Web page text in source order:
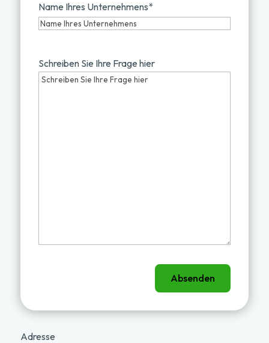
Name Ihres Unternehmens*
Schreiben Sie Ihre Frage hier
Absenden
Adresse